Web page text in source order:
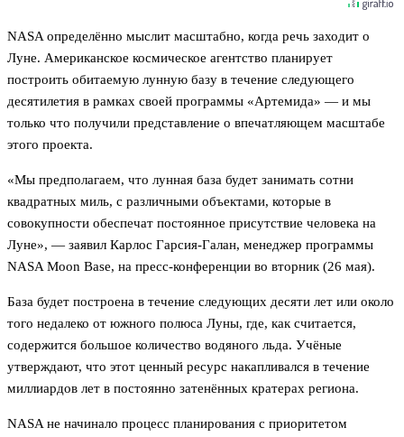
NASA определённо мыслит масштабно, когда речь заходит о
Луне. Американское космическое агентство планирует
построить обитаемую лунную базу в течение следующего
десятилетия в рамках своей программы «Артемида» — и мы
только что получили представление о впечатляющем масштабе
этого проекта.
«Мы предполагаем, что лунная база будет занимать сотни
квадратных миль, с различными объектами, которые в
совокупности обеспечат постоянное присутствие человека на
Луне», — заявил Карлос Гарсия-Галан, менеджер программы
NASA Moon Base, на пресс-конференции во вторник (26 мая).
База будет построена в течение следующих десяти лет или около
того недалеко от южного полюса Луны, где, как считается,
содержится большое количество водяного льда. Учёные
утверждают, что этот ценный ресурс накапливался в течение
миллиардов лет в постоянно затенённых кратерах региона.
NASA не начинало процесс планирования с приоритетом